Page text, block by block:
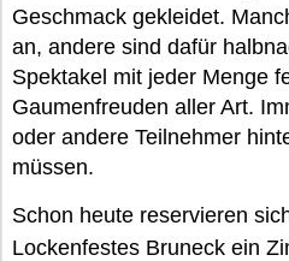
Geschmack gekleidet.
an, andere sind dafür
Spektakel mit jeder Menge
Gaumenfreuden aller Art.
oder andere Teilnehmer
müssen.
Schon heute reservieren
Lockenfestes Bruneck ein